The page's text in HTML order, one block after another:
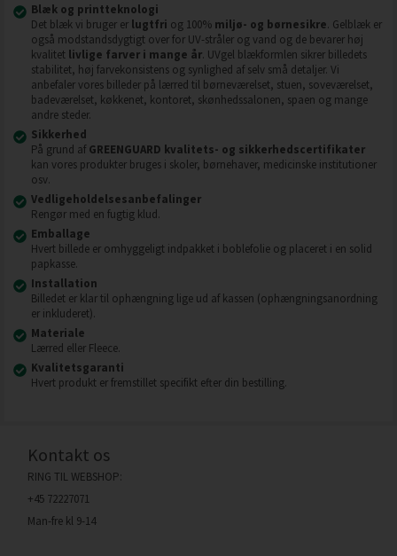
Blæk og printteknologi
Det blæk vi bruger er lugtfri og 100% miljø- og børnesikre. Gelblæk er
også modstandsdygtigt over for UV-stråler og vand og de bevarer høj
kvalitet livlige farver i mange år. UVgel blækformlen sikrer billedets
stabilitet, høj farvekonsistens og synlighed af selv små detaljer. Vi
anbefaler vores billeder på lærred til børneværelset, stuen, soveværelset,
badeværelset, køkkenet, kontoret, skønhedssalonen, spaen og mange
andre steder.
Sikkerhed
På grund af GREENGUARD kvalitets- og sikkerhedscertifikater
kan vores produkter bruges i skoler, børnehaver, medicinske institutioner
osv.
Vedligeholdelsesanbefalinger
Rengør med en fugtig klud.
Emballage
Hvert billede er omhyggeligt indpakket i boblefolie og placeret i en solid
papkasse.
Installation
Billedet er klar til ophængning lige ud af kassen (ophængningsanordning
er inkluderet).
Materiale
Lærred eller Fleece.
Kvalitetsgaranti
Hvert produkt er fremstillet specifikt efter din bestilling.
Kontakt os
RING TIL WEBSHOP:
+45 72227071
Man-fre kl 9-14